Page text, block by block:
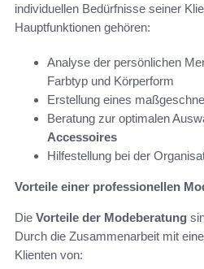
individuellen Bedürfnisse seiner
Hauptfunktionen gehören:
Analyse der persönlichen
Farbtyp und Körperform
Erstellung eines
Beratung zur optimalen
Accessoires
Hilfestellung bei der
Vorteile einer professionellen
Die Vorteile der Modeberatung
Durch die Zusammenarbeit mit
Klienten von: